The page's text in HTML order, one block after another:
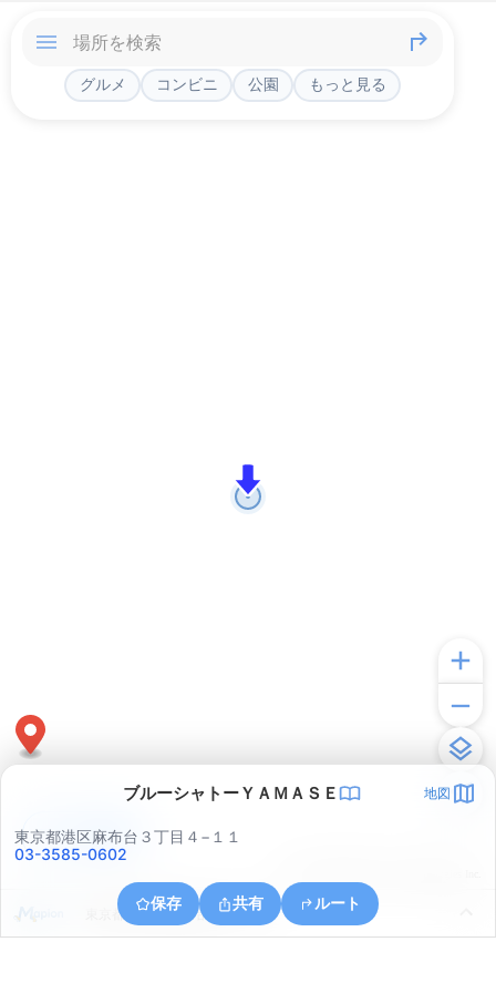
グルメ コンビニ 公園 もっと見る
ブルーシャトーＹＡＭＡＳＥ 地図
東京都港区麻布台３丁目４−１１
03-3585-0602
保存 共有 ルート
東京都千代田区鍛冶町２丁目９
アプリで見る